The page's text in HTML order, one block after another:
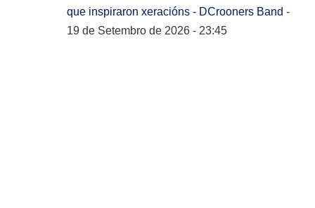
que inspiraron xeracións - DCrooners Band -
19 de Setembro de 2026 - 23:45